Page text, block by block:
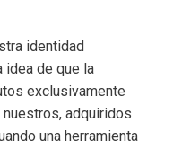
identidad
de que la
exclusivamente
adquiridos
una herramienta